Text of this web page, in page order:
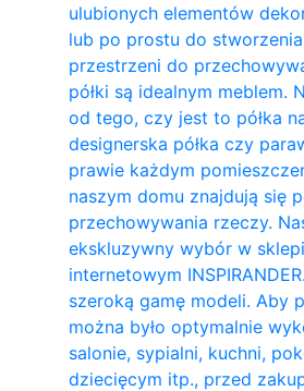
ulubionych elementów
lub po prostu do
przestrzeni do
półki są idealnym meblem.
od tego, czy jest to półka
designerska półka czy
prawie każdym
naszym domu znajdują się
przechowywania rzeczy.
ekskluzywny wybór w
internetowym
szeroką gamę modeli. Aby
można było optymalnie
salonie, sypialni, kuchni,
dziecięcym itp., przed